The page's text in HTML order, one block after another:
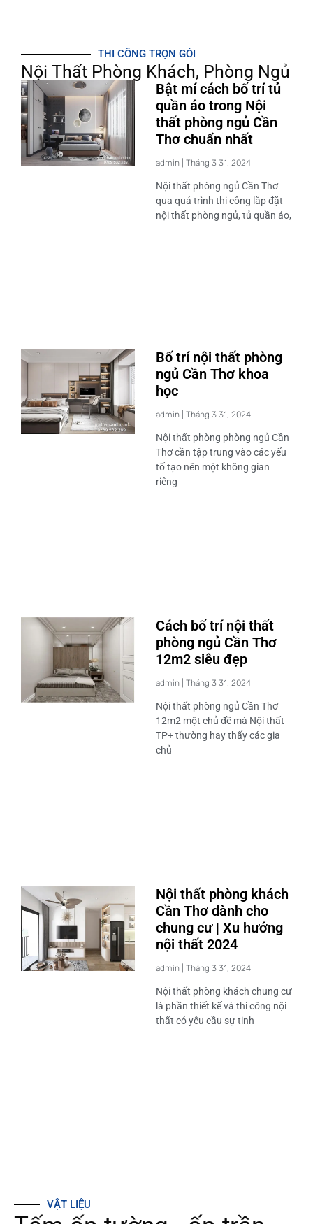
THI CÔNG TRỌN GÓI
Nội Thất Phòng Khách, Phòng Ngủ
Bật mí cách bố trí tủ
quần áo trong Nội
thất phòng ngủ Cần
Thơ chuẩn nhất
admin Tháng 3 31, 2024
Nội thất phòng ngủ Cần Thơ
qua quá trình thi công lắp đặt
nội thất phòng ngủ, tủ quần áo,
Bố trí nội thất phòng
ngủ Cần Thơ khoa
học
admin Tháng 3 31, 2024
Nội thất phòng phòng ngủ Cần
Thơ cần tập trung vào các yếu
tố tạo nên một không gian
riêng
Cách bố trí nội thất
phòng ngủ Cần Thơ
12m2 siêu đẹp
admin Tháng 3 31, 2024
Nội thất phòng ngủ Cần Thơ
12m2 một chủ đề mà Nội thất
TP+ thường hay thấy các gia
chủ
Nội thất phòng khách
Cần Thơ dành cho
chung cư | Xu hướng
nội thất 2024
admin Tháng 3 31, 2024
Nội thất phòng khách chung cư
là phần thiết kế và thi công nội
thất có yêu cầu sự tinh
VẬT LIỆU